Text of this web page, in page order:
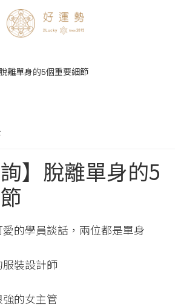
離單身的5個重要細節
詢】脫離單身的5
的學員談話，兩位都是單身
裝設計師
的女主管